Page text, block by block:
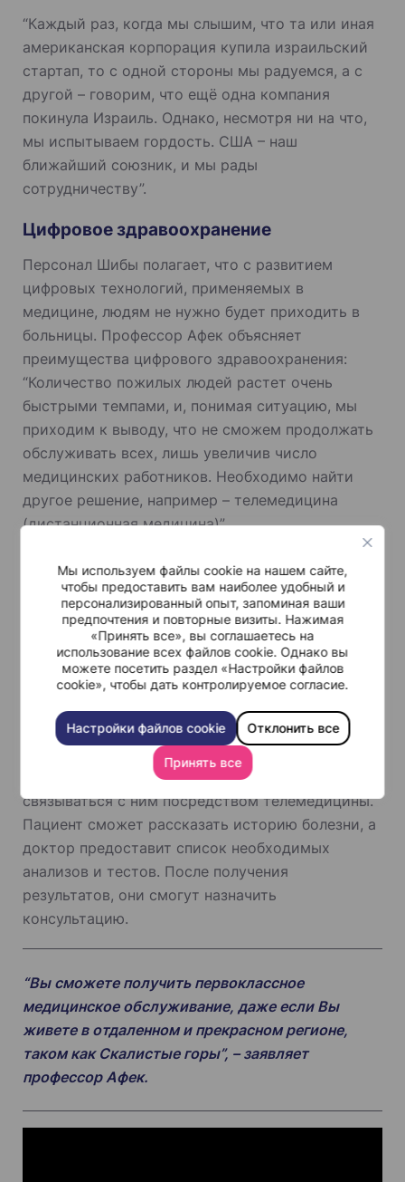
Мы используем файлы cookie на нашем сайте,
чтобы предоставить вам наиболее удобный и
персонализированный опыт, запоминая ваши
предпочтения и повторные визиты. Нажимая
«Принять все», вы соглашаетесь на
использование всех файлов cookie. Однако вы
можете посетить раздел «Настройки файлов
cookie», чтобы дать контролируемое согласие.
Настройки файлов cookie Отклонить все
Принять все
“Каждый раз, когда мы слышим, что та или иная
американская корпорация купила израильский
стартап, то с одной стороны мы радуемся, а с
другой – говорим, что ещё одна компания
покинула Израиль. Однако, несмотря ни на что,
мы испытываем гордость. США – наш
ближайший союзник, и мы рады
сотрудничеству”.
Цифровое здравоохранение
Персонал Шибы полагает, что с развитием
цифровых технологий, применяемых в
медицине, людям не нужно будет приходить в
больницы. Профессор Афек объясняет
преимущества цифрового здравоохранения:
“Количество пожилых людей растет очень
быстрыми темпами, и, понимая ситуацию, мы
приходим к выводу, что не сможем продолжать
обслуживать всех, лишь увеличив число
медицинских работников. Необходимо найти
другое решение, например – телемедицина
(дистанционная медицина)”.
Шиба полагает, что цифровая медицина является
эффективным решением в предоставлении
медицинской помощи в сельских,
малонаселенных районах, где нет врачей-
специалистов. Применение телемедицины в
таких регионах может сделать
Вместо вопроса: “Кто лучший врач, который
принимает рядом со мной?”, люди будут
спрашивать: “Кто лучший врач в мире?” и
связываться с ним посредством телемедицины.
Пациент сможет рассказать историю болезни, а
доктор предоставит список необходимых
анализов и тестов. После получения
результатов, они смогут назначить
консультацию.
“Вы сможете получить первоклассное
медицинское обслуживание, даже если Вы
живете в отдаленном и прекрасном регионе,
таком как Скалистые горы”, – заявляет
профессор Афек.